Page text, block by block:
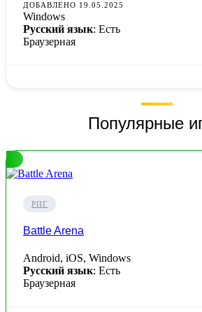
ДОБАВЛЕНО 19.05.2025
Windows
Русский язык: Есть
Браузерная
Популярные
РПГ
Battle Arena
Android, iOS, Windows
Русский язык: Есть
Браузерная